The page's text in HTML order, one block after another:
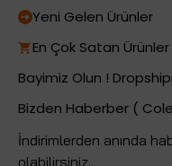
Yeni Gelen Ürünler
En Çok Satan Ürünler
Bayimiz Olun !
Bizden Haberber (
İndirimlerden anında
olabilirsiniz..